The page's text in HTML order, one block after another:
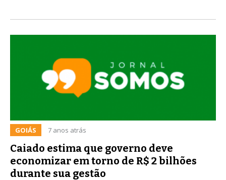
GOIÁS 7 anos atrás
Caiado estima que governo deve
economizar em torno de R$ 2 bilhões
durante sua gestão